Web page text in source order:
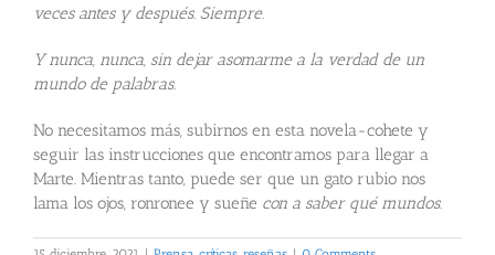
veces antes y después. Siempre.
Y nunca, nunca, sin dejar asomarme a la verdad de un
mundo de palabras.
No necesitamos más, subirnos en esta novela-cohete y
seguir las instrucciones que encontramos para llegar a
Marte. Mientras tanto, puede ser que un gato rubio nos
lama los ojos, ronronee y sueñe con a saber qué mundos.